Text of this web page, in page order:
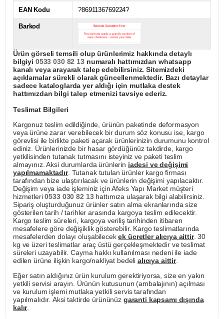
EAN Kodu ?8691136769224?
Barkod
Ürün görseli temsili olup ürünlerimiz hakkında detaylı
bilgiyi 0533 030 82 13numaralı hattımızdan whatsapp
kanalı veya arayarak talep edebilirsiniz. Sitemizdeki
açıklamalar sürekli olarak güncellenmektedir. Bazı detaylar
sadece kataloglarda yer aldığı için mutlaka destek
hattımızdan bilgi talep etmenizi tavsiye ederiz.
Teslimat Bilgileri
Kargonuz teslim edildiğinde, ürünün paketinde deformasyon
veya ürüne zarar verebilecek bir durum söz konusu ise, kargo
görevlisi ile birlikte paketi açarak ürünlerinizin durumunu kontrol
ediniz. Ürünlerinizde bir hasar gördüğünüz takdirde, kargo
yetkilisinden tutanak tutmasını isteyiniz ve paketi teslim
almayınız. Aksi durumlarda ürünlerin iadesi ve değişimi
yapılmamaktadır. Tutanak tutulan ürünler kargo firması
tarafından bize ulaştırılacak ve ürünlerin değişimi yapılacaktır.
Değişim veya iade işleminiz için Afeks Yapı Market müşteri
hizmetleri0533 030 82 13hattımıza ulaşarak bilgi alabilirsiniz.
Sipariş oluşturduğunuz ürünler satın alma ekranlarında size
gösterilen tarih / tarihler arasında kargoya teslim edilecektir.
Kargo teslim süreleri, kargoya veriliş tarihinden itibaren
mesafelere göre değişiklik gösterebilir. Kargo teslimatlarında
mesafelerden dolayı oluşabilecekek ücretler alıcıya aittir. 30
kg ve üzeri teslimatlar araç üstü gerçekleşmektedir ve teslimat
süreleri uzayabilir. Cayma hakkı kullanılması nedeni ile iade
edilen ürüne ilişkin kargo/nakliyat bedeli alıcıya aittir.
Eğer satın aldığınız ürün kurulum gerektiriyorsa, size en yakın
yetkili servisi arayın. Ürünün kutusunun (ambalajının) açılması
ve kurulum işlemi mutlaka yetkili servis tarafından
yapılmalıdır. Aksi taktirde ürününüz garanti kapsamı dışında
kalır.